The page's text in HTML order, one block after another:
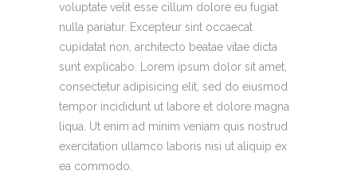
voluptate velit esse cillum dolore eu fugiat
nulla pariatur. Excepteur sint occaecat
cupidatat non, architecto beatae vitae dicta
sunt explicabo. Lorem ipsum dolor sit amet,
consectetur adipisicing elit, sed do eiusmod
tempor incididunt ut labore et dolore magna
liqua. Ut enim ad minim veniam quis nostrud
exercitation ullamco laboris nisi ut aliquip ex
ea commodo.